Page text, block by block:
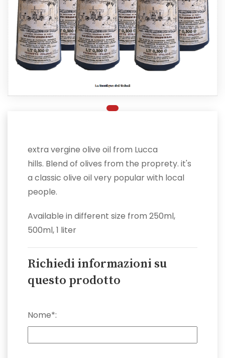
extra vergine olive oil from Lucca
hills. Blend of olives from the proprety. it's
a classic olive oil very popular with local
people.
Available in different size from 250ml,
500ml, 1 liter
Richiedi informazioni su
questo prodotto
Nome*: